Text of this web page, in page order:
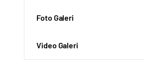
Foto Galeri
Video Galeri